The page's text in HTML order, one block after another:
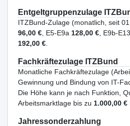
Entgeltgruppenzulage
ITZBund-Zulage (monatlich, seit
96,00 €, E5-E9a 128,00 €, E9b-E13
192,00 €.
Fachkräftezulage ITZBund
Monatliche Fachkräftezulage
Gewinnung und Bindung von IT-
Die Höhe kann je nach Funktion,
Arbeitsmarktlage bis zu 1.000,00 €
Jahressonderzahlung